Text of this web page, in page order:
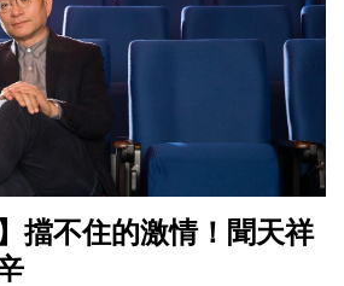
擋不住的激情！聞天祥